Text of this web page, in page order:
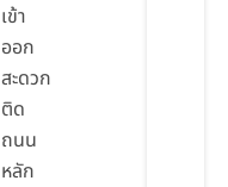
เข้า
ออก
สะดวก
ติด
ถนน
หลัก